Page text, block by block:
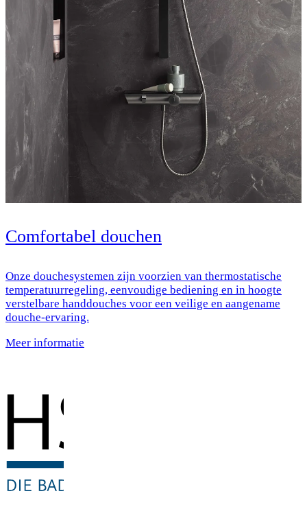
Comfortabel douchen
Onze douchesystemen zijn voorzien van thermostatische
temperatuurregeling, eenvoudige bediening en in hoogte
verstelbare handdouches voor een veilige en aangename
douche-ervaring.
Meer informatie